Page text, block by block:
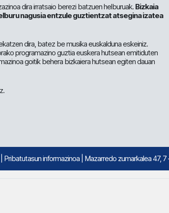
dira irratsaio berezi batzuen helburuak. Bizkaia
nagusia entzule guztientzat atsegina izatea
dira, batez be musika euskalduna eskeiniz.
programazino guztia euskera hutsean emitiduten
goitik behera bizkaiera hutsean egiten dauan
Pribatutasun informazinoa | Mazarredo zumarkalea 47, 7